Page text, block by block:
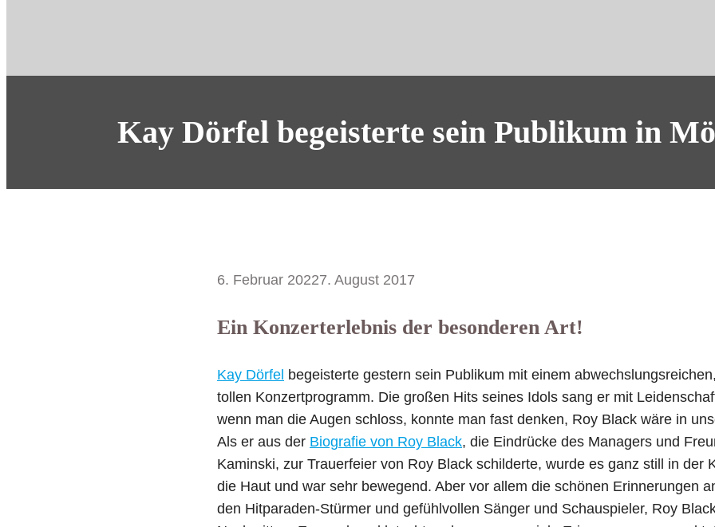
Kay Dörfel begeisterte sein Publikum in
6. Februar 20227. August 2017
Ein Konzerterlebnis der besonderen Art!
Kay Dörfel begeisterte gestern sein Publikum mit einem
tollen Konzertprogramm. Die großen Hits seines Idols sang er mit
wenn man die Augen schloss, konnte man fast denken, Roy Black wäre in
Als er aus der Biografie von Roy Black, die Eindrücke des Managers und
Kaminski, zur Trauerfeier von Roy Black schilderte, wurde es ganz still in der
die Haut und war sehr bewegend. Aber vor allem die schönen Erinnerungen
den Hitparaden-Stürmer und gefühlvollen Sänger und Schauspieler, Roy